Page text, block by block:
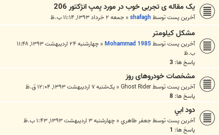
یک مقاله ی تجربی خوب در مورد پمپ انژکتور 206
آخرین پست توسطshafagh
« جمعه ۲ خرداد ۱۳۹۳, ۱۱:۱۴ ب.ظ
مشکل کیلومتر
آخرین پست توسطMohammad 1985
«
چهارشنبه ۲۴ اردیبهشت ۱۳۹۳, ۱۱:۴۸
ب.ظ
پاسخ ها: 3
مشخصات خودروهای روز
آخرین پست توسطGhost Rider
« یک‌شنبه ۷ اردیبهشت ۱۳۹۳, ۱۲:۰۴ ق.ظ
پاسخ ها: 8
دود ابي
آخرین پست توسطجعفر طاهري« چهارشنبه ۳ اردیبهشت ۱۳۹۳, ۱:۴۳ ب.ظ
پاسخ ها: 1